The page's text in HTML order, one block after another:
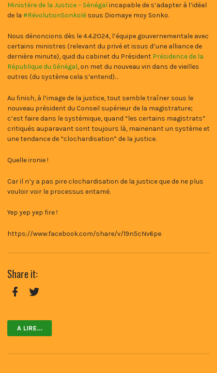
Ministère de la Justice – Sénégal incapable de s’adapter à l’idéal
de la #RévolutionSonkolé sous Diomaye moy Sonko.
Nous dénoncions dès le 4.4.2024, l’équipe gouvernementale avec
certains ministres (relevant du privé et issus d’une alliance de
dernière minute), quid du cabinet du Président Présidence de la
République du Sénégal, on met du nouveau vin dans de vieilles
outres (du système cela s’entend)…
Au finish, à l’image de la justice, tout semble traîner sous le
nouveau président du Conseil supérieur de la magistrature;
c’est faire dans le systémique, quand “les certains magistrats”
critiqués auparavant sont toujours là, mainenant un système et
une tendance de “clochardisation” de la justice.
Quelle ironie !
Car il n’y a pas pire clochardisation de la justice que de ne plus
vouloir voir le processus entamé.
Yep yep yep fire !
https://www.facebook.com/share/v/19n5cNv6pe
Share it:
A LIRE...